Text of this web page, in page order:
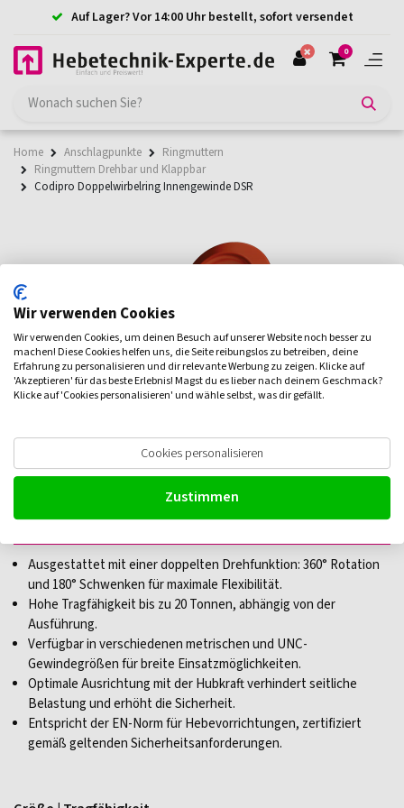
Auf Lager? Vor 14:00 Uhr bestellt, sofort versendet
0
Home Anschlagpunkte
Ringmuttern
Ringmuttern Drehbar und Klappbar
Codipro Doppelwirbelring Innengewinde DSR
Codipro Doppelwirbelring
Innengewinde DSR
Ausgestattet mit einer doppelten Drehfunktion: 360° Rotation
und 180° Schwenken für maximale Flexibilität.
Hohe Tragfähigkeit bis zu 20 Tonnen, abhängig von der
Ausführung.
Verfügbar in verschiedenen metrischen und UNC-
Gewindegrößen für breite Einsatzmöglichkeiten.
Optimale Ausrichtung mit der Hubkraft verhindert seitliche
Belastung und erhöht die Sicherheit.
Entspricht der EN-Norm für Hebevorrichtungen, zertifiziert
gemäß geltenden Sicherheitsanforderungen.
Wir verwenden Cookies
Wir verwenden Cookies, um deinen Besuch auf unserer Website noch besser zu
machen! Diese Cookies helfen uns, die Seite reibungslos zu betreiben, deine
Erfahrung zu personalisieren und dir relevante Werbung zu zeigen. Klicke auf
'Akzeptieren' für das beste Erlebnis! Magst du es lieber nach deinem Geschmack?
Klicke auf 'Cookies personalisieren' und wähle selbst, was dir gefällt.
Cookies personalisieren
Zustimmen